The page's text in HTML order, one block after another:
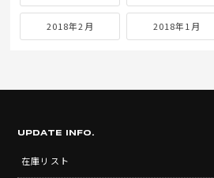
2018年2月 2018年1月
UPDATE INFO.
在庫リスト